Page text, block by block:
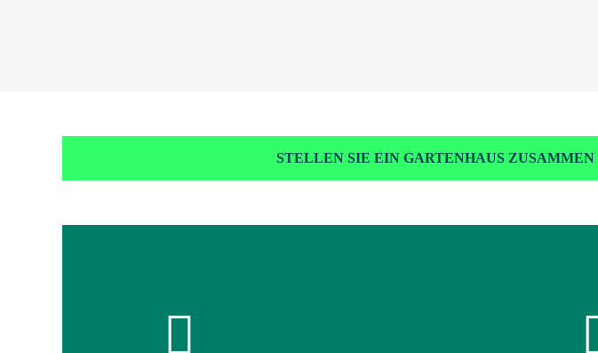
STELLEN SIE EIN GARTENHAUS